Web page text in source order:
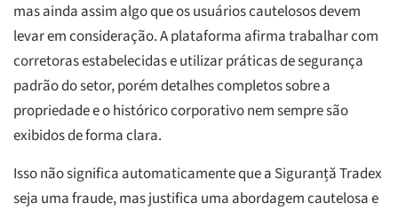
mas ainda assim algo que os usuários cautelosos devem
levar em consideração. A plataforma afirma trabalhar com
corretoras estabelecidas e utilizar práticas de segurança
padrão do setor, porém detalhes completos sobre a
propriedade e o histórico corporativo nem sempre são
exibidos de forma clara.
Isso não significa automaticamente que a Siguranță Tradex
seja uma fraude, mas justifica uma abordagem cautelosa e